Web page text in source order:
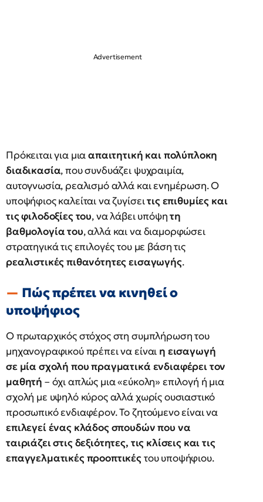
Πρόκειται για μιααπαιτητική και πολύπλοκη
διαδικασία, που συνδυάζει ψυχραιμία,
αυτογνωσία, ρεαλισμό αλλά και ενημέρωση. Ο
υποψήφιος καλείται να ζυγίσειτις επιθυμίες και
τις φιλοδοξίες του, να λάβει υπόψητη
βαθμολογία του, αλλά και να διαμορφώσει
στρατηγικά τις επιλογές του με βάση τις
ρεαλιστικές πιθανότητες εισαγωγής.
Πώς πρέπει να κινηθεί ο
υποψήφιος
Ο πρωταρχικός στόχος στη συμπλήρωση του
μηχανογραφικού πρέπει να είναι η εισαγωγή
σε μία σχολή που πραγματικά ενδιαφέρει τον
μαθητή – όχι απλώς μια «εύκολη» επιλογή ή μια
σχολή με υψηλό κύρος αλλά χωρίς ουσιαστικό
προσωπικό ενδιαφέρον. Το ζητούμενο είναι να
επιλεγεί ένας κλάδος σπουδών που να
ταιριάζει στις δεξιότητες, τις κλίσεις και τις
επαγγελματικές προοπτικέςτου υποψήφιου.